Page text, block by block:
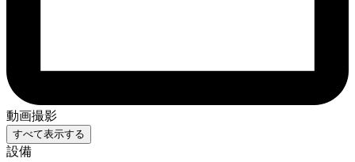
動画撮影
すべて表示する
設備